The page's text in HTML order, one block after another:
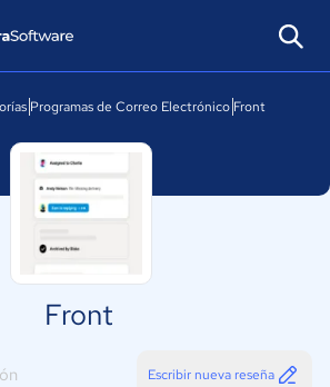
Programas de Correo Electrónico Front
Front
Escribir nueva reseña